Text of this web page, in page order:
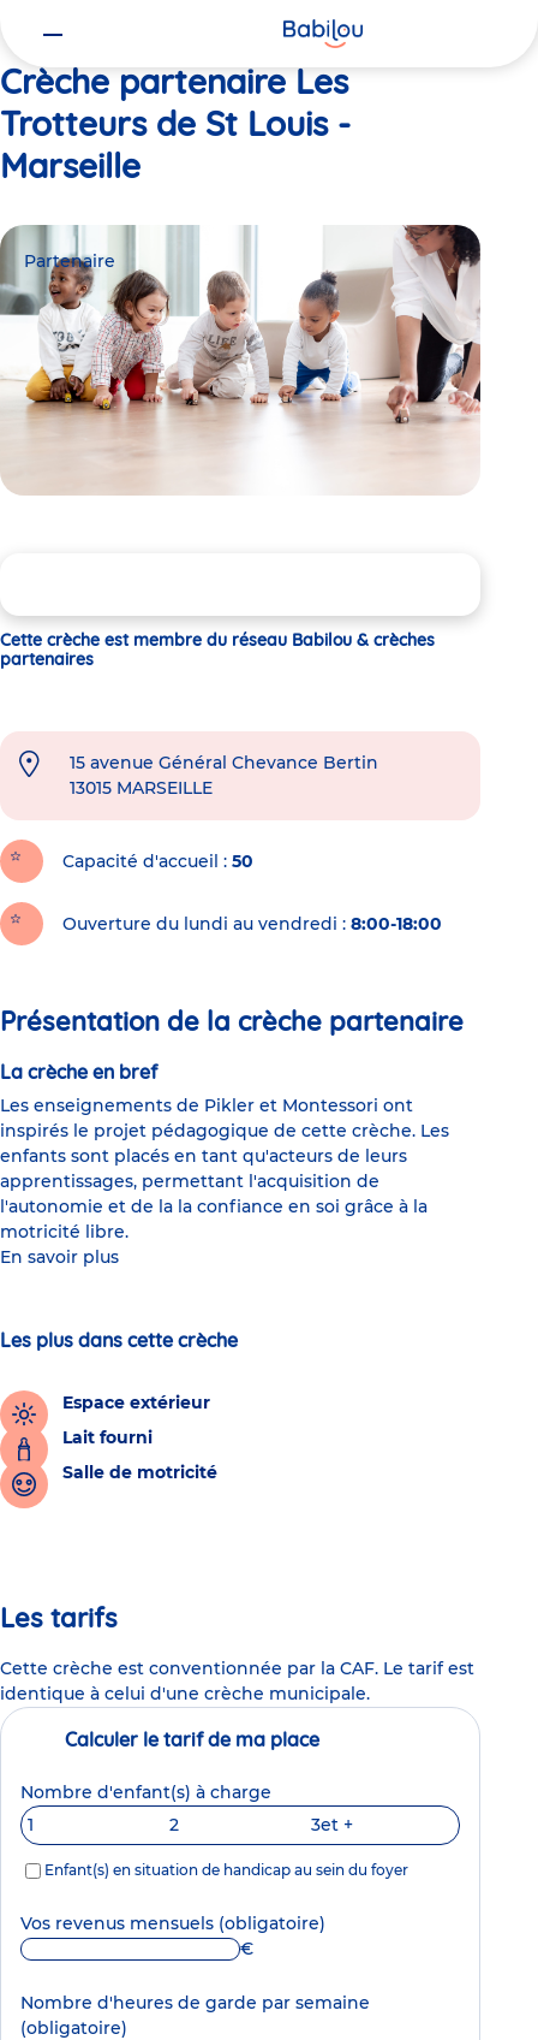
Crèche partenaire Les
Trotteurs de St Louis -
Marseille
Partenaire
Cette crèche est membre du réseau Babilou & crèches
partenaires
15 avenue Général Chevance Bertin
13015 MARSEILLE
Capacité d'accueil 50
Ouverture du lundi au vendredi : 8:00-18:00
Présentation de la crèche partenaire
La crèche en bref
Les enseignements de Pikler et Montessori ont
inspirés le projet pédagogique de cette crèche. Les
enfants sont placés en tant qu'acteurs de leurs
apprentissages, permettant l'acquisition de
l'autonomie et de la la confiance en soi grâce à la
motricité libre.
En savoir plus
Les plus dans cette crèche
Espace extérieur
Lait fourni
Salle de motricité
Les tarifs
Cette crèche est conventionnée par la CAF. Le tarif est
identique à celui d'une crèche municipale.
Calculer le tarif de ma place
Nombre d'enfant(s) à charge
1
2 3et +
Enfant(s) en situation de handicap au sein du foyer
Vos revenus mensuels (obligatoire)
€
Nombre d'heures de garde par semaine
(obligatoire)